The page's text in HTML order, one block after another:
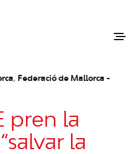
, Federació de Mallorca -
pren la
la